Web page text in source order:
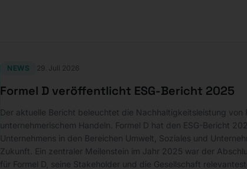
NEWS 29. Juli 2026
Formel D veröffentlicht ESG-Bericht 2025
Der aktuelle Bericht beleuchtet die Nachhaltigkeitsleistung
unternehmerischem Handeln. Formel D hat den ESG-Bericht
Unternehmens in den Bereichen Umwelt, Soziales und
Zukunft. Ein zentraler Meilenstein im Jahr 2025 war der
für Formel D, seine Stakeholder und die Gesellschaft